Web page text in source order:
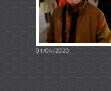
01/04/2020